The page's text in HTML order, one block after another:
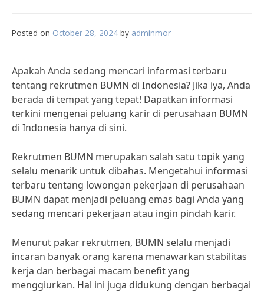
Posted on October 28, 2024 by adminmor
Apakah Anda sedang mencari informasi terbaru
tentang rekrutmen BUMN di Indonesia? Jika iya, Anda
berada di tempat yang tepat! Dapatkan informasi
terkini mengenai peluang karir di perusahaan BUMN
di Indonesia hanya di sini.
Rekrutmen BUMN merupakan salah satu topik yang
selalu menarik untuk dibahas. Mengetahui informasi
terbaru tentang lowongan pekerjaan di perusahaan
BUMN dapat menjadi peluang emas bagi Anda yang
sedang mencari pekerjaan atau ingin pindah karir.
Menurut pakar rekrutmen, BUMN selalu menjadi
incaran banyak orang karena menawarkan stabilitas
kerja dan berbagai macam benefit yang
menggiurkan. Hal ini juga didukung dengan berbagai